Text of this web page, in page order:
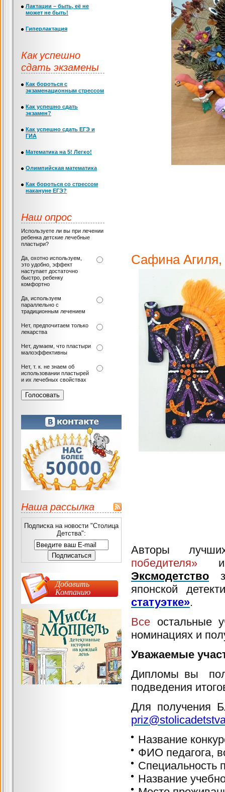
Сафина Агиля,
Авторы
победителя» и
Эксмодетство
японской
статуэтке».
Все остальные
номинациях и
Уважаемые
Дипломы вы
подведения
Для получения
Название
ФИО педагога,
Специальность
Название
Лактации – быть, её не
может не быть!
Гиперлактация
Как успешно
сдать экзамены
Как бороться с
экзаменационным стрессом
Как успешно сдать
экзамен?
Как успешно сдать ЕГЭ и
ГИА
Математика на 5! Легко!
Олимпийская математика
Как бороться со стрессом
накануне ЕГЭ?
Наш опрос
Используете ли вы при лечении
ребенка детские лечебные
пластыри?
Да, охотно используем,
это удобно, эффект
наступает достаточно
быстро, ребенку
комфортно
Да, используем
параллельно с
традиционным лечением
Нет, предпочитаем только
лекарства
Нет, думаем, что пластыри
малоэффективны
Нет, т. к. не знаем об
использовании пластырей
и их лечебных свойствах
Наша рассылка
Подписка на новости "Столица
Детства":
Добавить
Компанию